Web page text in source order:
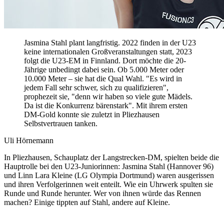
Jasmina Stahl plant langfristig. 2022 finden in der U23
keine internationalen Großveranstaltungen statt, 2023
folgt die U23-EM in Finnland. Dort möchte die 20-
Jährige unbedingt dabei sein. Ob 5.000 Meter oder
10.000 Meter – sie hat die Qual Wahl. "Es wird in
jedem Fall sehr schwer, sich zu qualifizieren",
prophezeit sie, "denn wir haben so viele gute Mädels.
Da ist die Konkurrenz bärenstark". Mit ihrem ersten
DM-Gold konnte sie zuletzt in Pliezhausen
Selbstvertrauen tanken.
Uli Hörnemann
In Pliezhausen, Schauplatz der Langstrecken-DM, spielten beide die
Hauptrolle bei den U23-Juniorinnen: Jasmina Stahl (Hannover 96)
und Linn Lara Kleine (LG Olympia Dortmund) waren ausgerissen
und ihren Verfolgerinnen weit enteilt. Wie ein Uhrwerk spulten sie
Runde und Runde herunter. Wer von ihnen würde das Rennen
machen? Einige tippten auf Stahl, andere auf Kleine.